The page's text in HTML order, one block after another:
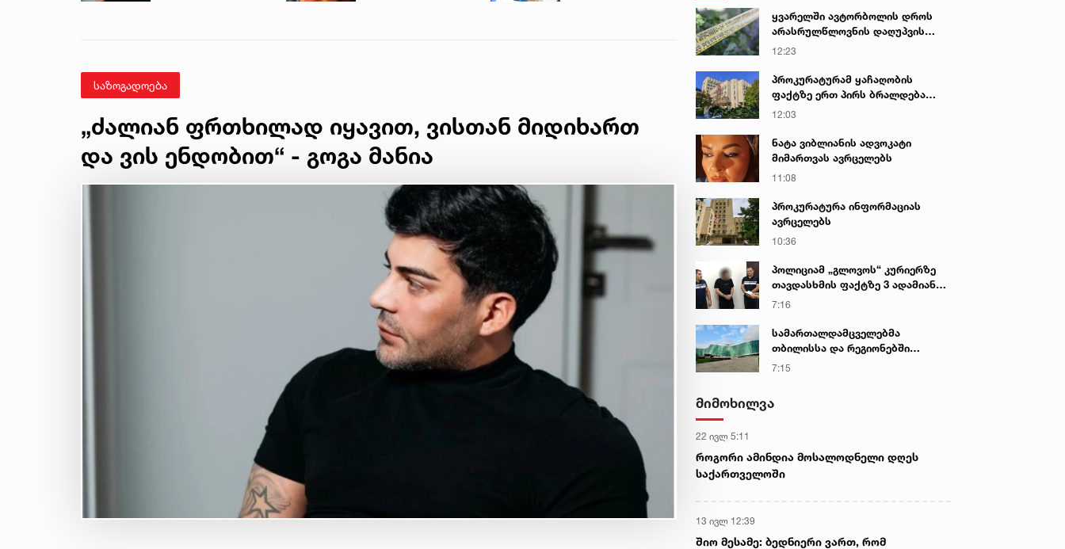
საზოგადოება
„ძალიან ფრთხილად იყავით, ვისთან მიდიხართ
და ვის ენდობით“ - გოგა მანია
ყვარელში ავტორბოლის დროს
არასრულწლოვნის დაღუპვის
საქმეზე პროკურატურამ 2 პირს
დროისთვის ცნობილი
12:23
პროკურატურამ ყაჩაღობის
ფაქტზე ერთ პირს ბრალდება
წარუდგინა
12:03
ნატა ვიბლიანის ადვოკატი
მიმართვას ავრცელებს
11:08
პროკურატურა ინფორმაციას
ავრცელებს
10:36
პოლიციამ „გლოვოს“ კურიერზე
თავდასხმის ფაქტზე 3 ადამიანი
დააკავა
7:16
სამართალდამცველებმა
თბილისსა და რეგიონებში
უკანონო ცეცხლსასროლი
7:15
მიმოხილვა
22 ივლ 5:11
როგორი ამინდია მოსალოდნელი დღეს
საქართველოში
13 ივლ 12:39
შიო მესამე: ბედნიერი ვართ, რომ